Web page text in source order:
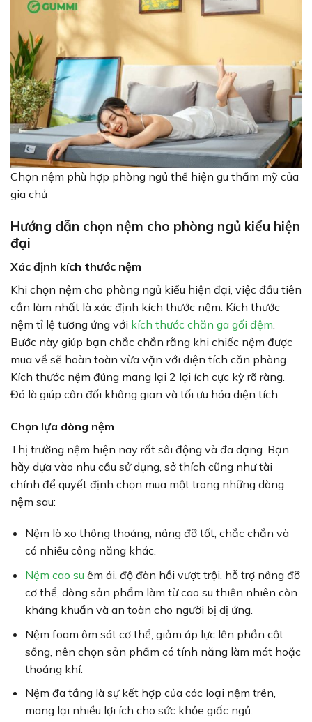
Chọn nệm phù hợp phòng ngủ thể hiện gu thẩm mỹ của
gia chủ
Hướng dẫn chọn nệm cho phòng ngủ kiểu hiện
đại
Xác định kích thước nệm
Khi chọn nệm cho phòng ngủ kiểu hiện đại, việc đầu tiên
cần làm nhất là xác định kích thước nệm. Kích thước
nệm tỉ lệ tương ứng với kích thước chăn ga gối đệm
Bước này giúp bạn chắc chắn rằng khi chiếc nệm được
mua về sẽ hoàn toàn vừa vặn với diện tích căn phòng.
Kích thước nệm đúng mang lại 2 lợi ích cực kỳ rõ ràng.
Đó là giúp cân đối không gian và tối ưu hóa diện tích.
Chọn lựa dòng nệm
Thị trường nệm hiện nay rất sôi động và đa dạng. Bạn
hãy dựa vào nhu cầu sử dụng, sở thích cũng như tài
chính để quyết định chọn mua một trong những dòng
nệm sau:
Nệm lò xo thông thoáng, nâng đỡ tốt, chắc chắn và
có nhiều công năng khác.
Nệm cao su êm ái, độ đàn hồi vượt trội, hỗ trợ nâng đỡ
cơ thể, dòng sản phẩm làm từ cao su thiên nhiên còn
kháng khuẩn và an toàn cho người bị dị ứng.
Nệm foam ôm sát cơ thể, giảm áp lực lên phần cột
sống, nên chọn sản phẩm có tính năng làm mát hoặc
thoáng khí.
Nệm đa tầng là sự kết hợp của các loại nệm trên,
mang lại nhiều lợi ích cho sức khỏe giấc ngủ.